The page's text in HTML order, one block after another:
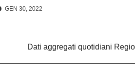
GEN 30, 2022
Dati aggregati quotidiani